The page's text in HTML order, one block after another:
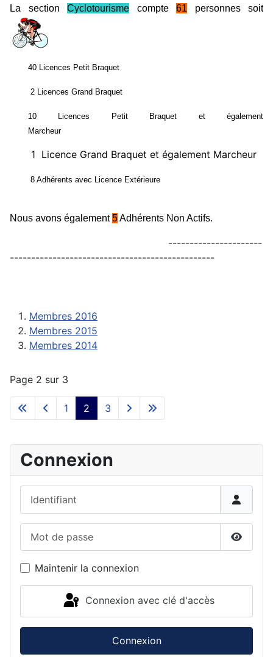
La section Cyclotourisme compte 61 personnes soit
40 Licences Petit Braquet
2 Licences Grand Braquet
10 Licences Petit Braquet et également
Marcheur
1 Licence Grand Braquet et également Marcheur
8 Adhérents avec Licence Extérieure
Nous avons également5Adhérents Non Actifs.
----------------------
------------------------------------------------
Membres 2016
Membres 2015
Membres 2014
Page 2 sur 3
1 2 3
Connexion
Maintenir la connexion
Connexion avec clé d'accès
Connexion